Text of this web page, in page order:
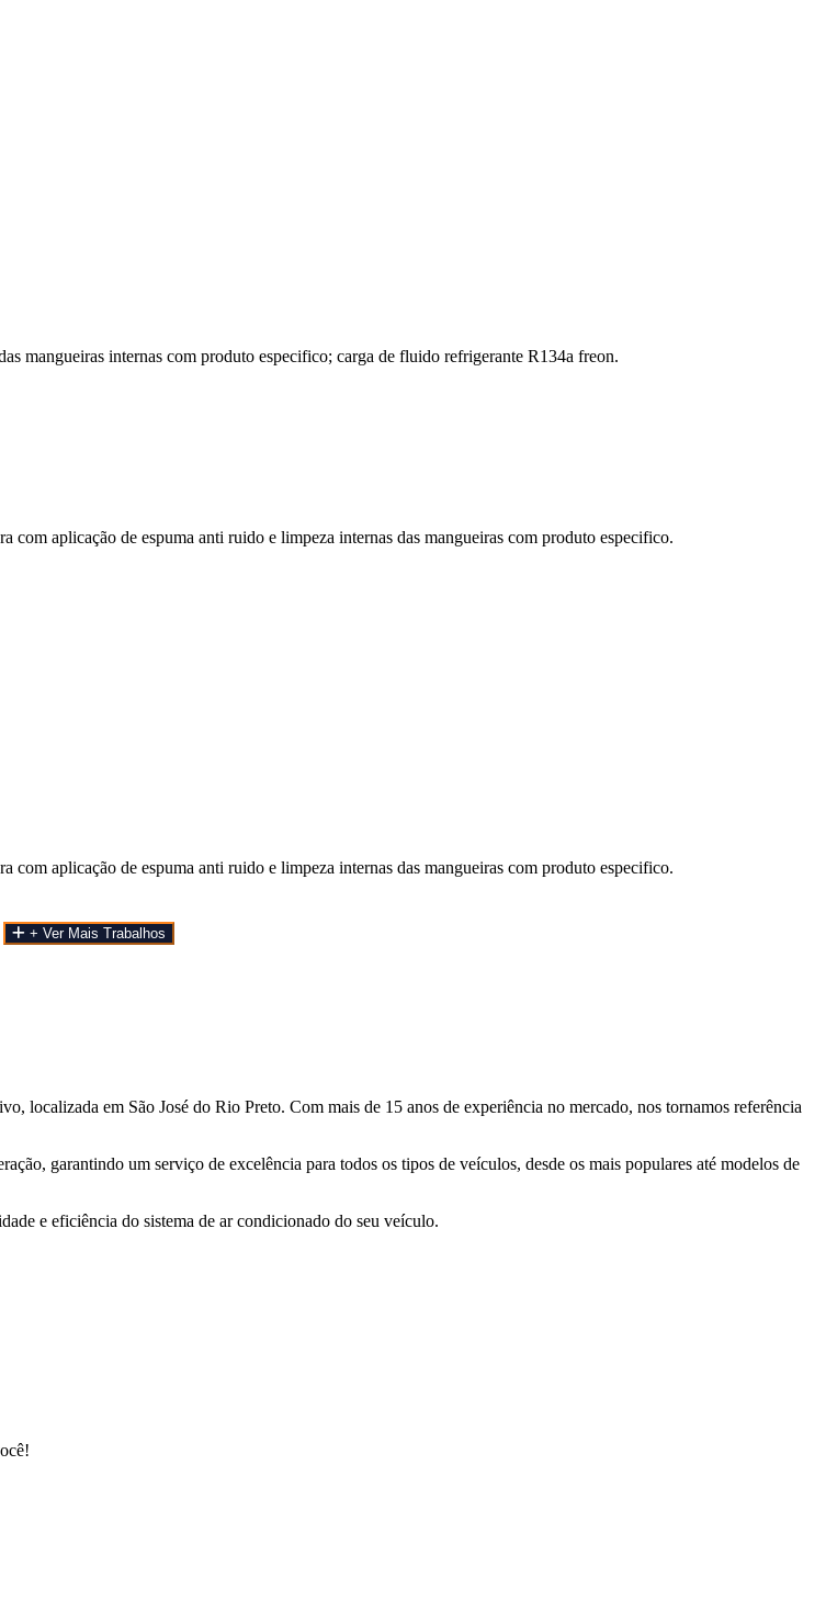
mangueiras internas com produto especifico; carga de fluido refrigerante R134a freon.
aplicação de espuma anti ruido e limpeza internas das mangueiras com produto especifico.
aplicação de espuma anti ruido e limpeza internas das mangueiras com produto especifico.
+ Ver Mais Trabalhos
localizada em São José do Rio Preto. Com mais de 15 anos de experiência no mercado, nos tornamos referência
garantindo um serviço de excelência para todos os tipos de veículos, desde os mais populares até modelos de
e eficiência do sistema de ar condicionado do seu veículo.